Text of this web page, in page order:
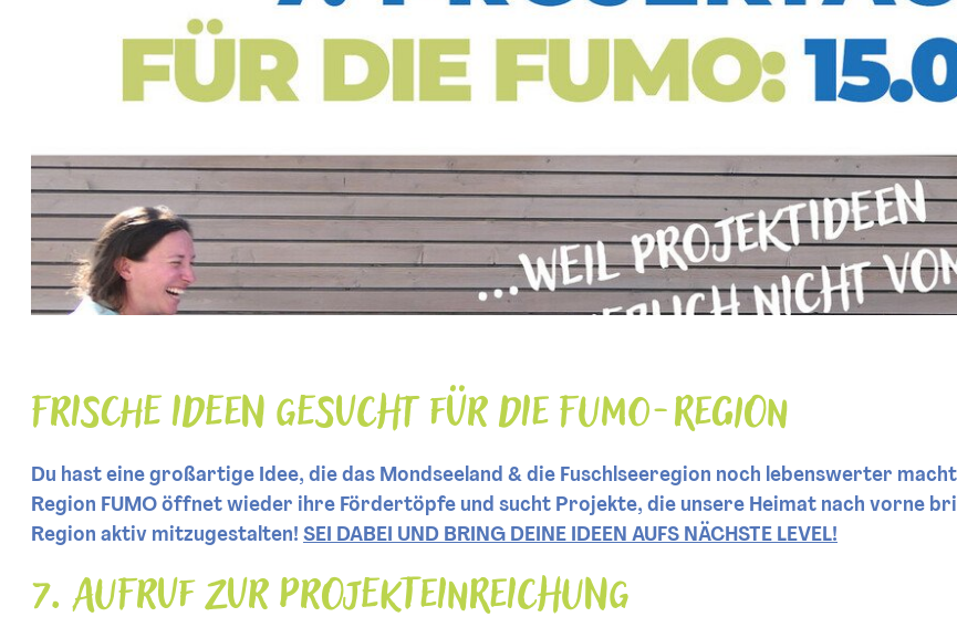
Frische Ideen gesucht für die FUMO-Region
Du hast eine großartige Idee, die das Mondseeland & die Fuschlseeregion noch lebenswerter
Region FUMO öffnet wieder ihre Fördertöpfe und sucht Projekte, die unsere Heimat nach vorne
Region aktiv mitzugestalten! SEI DABEI UND BRING DEINE IDEEN AUFS NÄCHSTE LEVEL!
7. Aufruf zur Projekteinreichung